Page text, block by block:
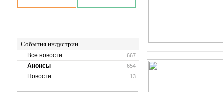
События индустрии
667
Все новости
654
Анонсы
13
Новости